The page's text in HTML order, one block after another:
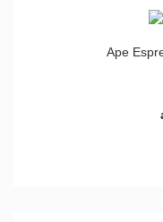
Ape